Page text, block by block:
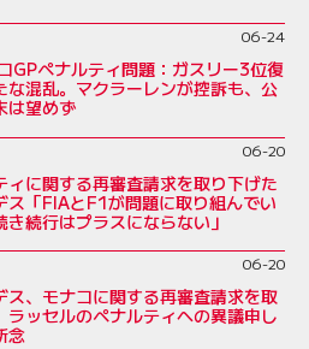
06-24
GPペナルティ問題：ガスリー3位復
な混乱。マクラーレンが控訴も、公
は望めず
06-20
ィに関する再審査請求を取り下げた
ス「FIAとF1が問題に取り組んでい
き続行はプラスにならない」
06-20
ス、モナコに関する再審査請求を取
ラッセルのペナルティへの異議申し
念